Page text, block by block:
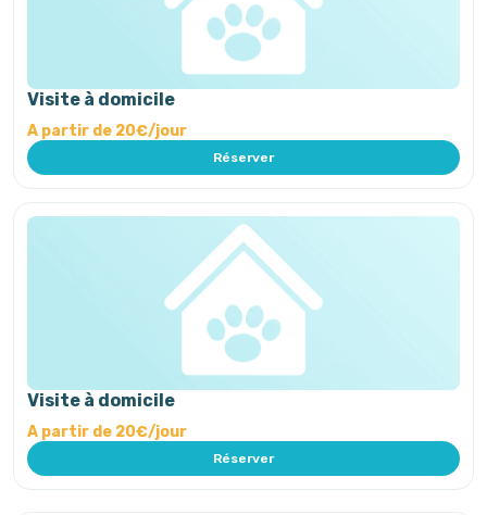
Visite à domicile
A partir de 20€/jour
Réserver
Visite à domicile
A partir de 20€/jour
Réserver